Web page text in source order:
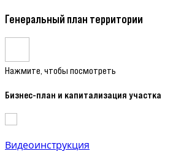
Генеральный план территории
Нажмите, чтобы посмотреть
Бизнес-план и капитализация участка
Видеоинструкция